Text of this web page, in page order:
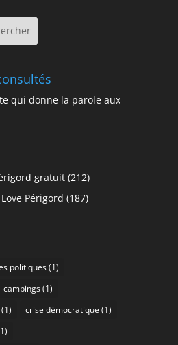
qui donne la parole aux
gratuit (212)
Périgord (187)
politiques(1)
campings(1)
crise démocratique (1)